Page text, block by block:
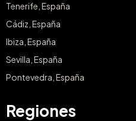
Tenerife, España
Cádiz, España
Ibiza, España
Sevilla, España
Pontevedra, España
Regiones